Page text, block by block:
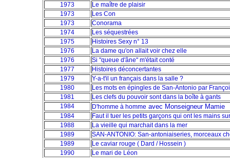
1973
Le maître de plaisir
1973
Les Con
1973
Conorama
1974
Les séquestrées
1975
Histoires Sexy n° 13
1976
La dame qu'on allait voir chez elle
1976
Si "queue d'âne" m'était conté
1977
Histoires déconcertantes
1979
Y-a-t'il un français dans la salle ?
1980
Les mots en épingles de San-Antonio par
1981
Les clefs du pouvoir sont dans la boîte à gants
1984
D'homme à homme avec Monseigneur Mamie
1984
Faut il tuer les petits garçons qui ont les mains
1988
La vieille qui marchait dans la mer
1989
SAN-ANTONIO: San-antoniaiseries, morceaux
1989
Le caviar rouge ( Dard / Hossein )
1990
Le mari de Léon